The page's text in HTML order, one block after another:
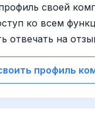
своей
ко всем
отвечать на
профиль